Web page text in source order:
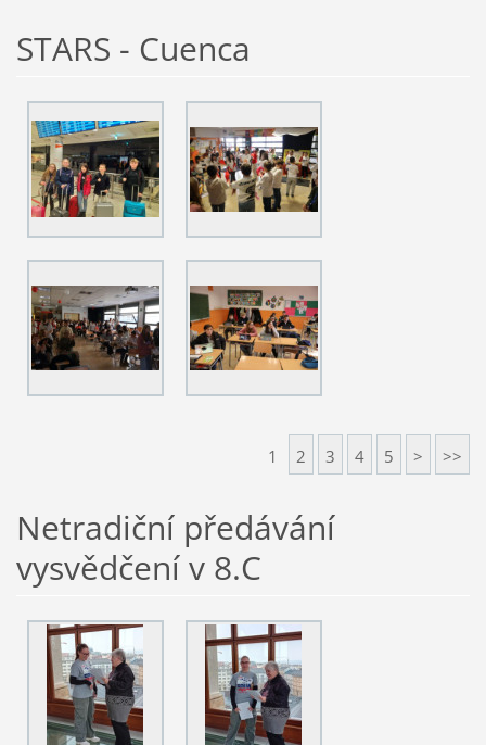
STARS - Cuenca
1 2 3 4 5 > >>
Netradiční předávání
vysvědčení v 8.C